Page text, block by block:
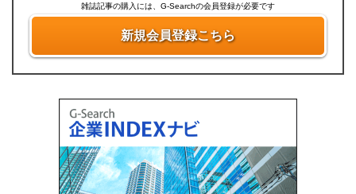
雑誌記事の購入には、G-Searchの会員登録が必要です
新規会員登録こちら